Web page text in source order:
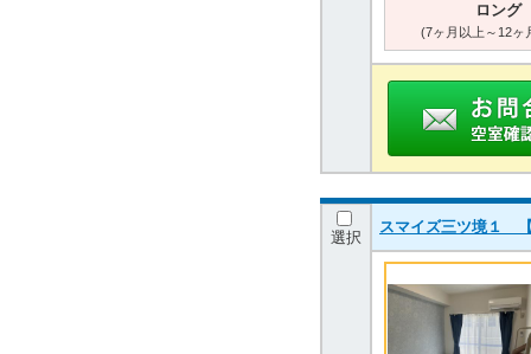
ロング
(7ヶ月以上～12ヶ
選択
スマイズ三ツ境１